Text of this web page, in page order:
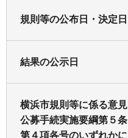
規則等の公布日・決定日
結果の公示日
横浜市規則等に係る意見
公募手続実施要綱第５条
第４項各号のいずれかに